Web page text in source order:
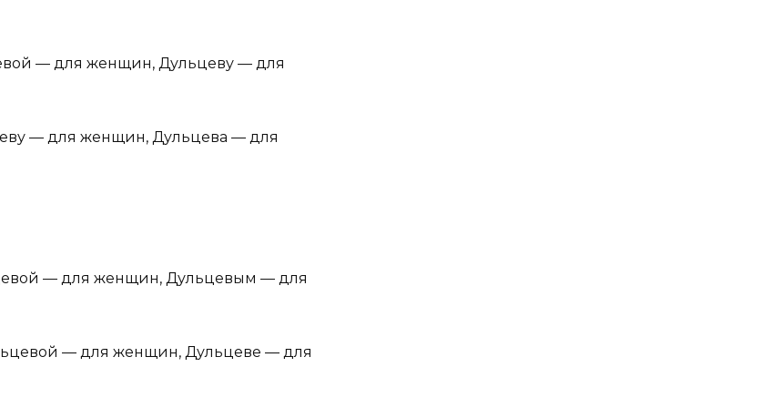
— для женщин, Дульцеву — для
— для женщин, Дульцева — для
— для женщин, Дульцевым — для
— для женщин, Дульцеве — для